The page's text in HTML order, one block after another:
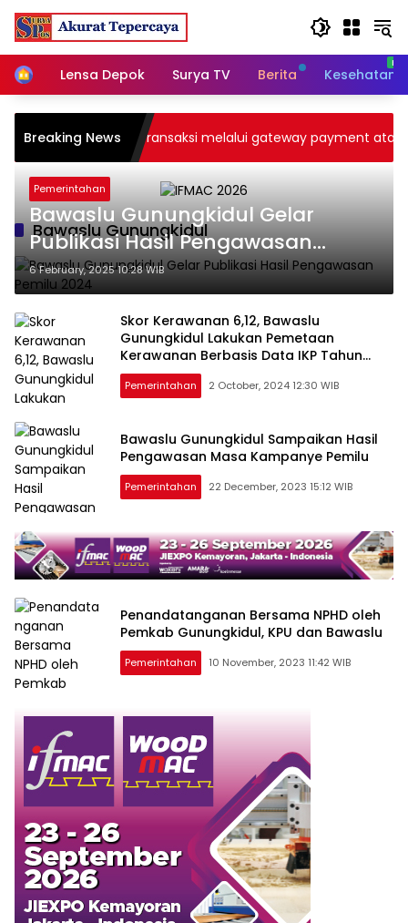
Skip
content
HomeLensa Depok Surya TV Berita Kesehatan
Breaking News
uang tunai. Transaksi melalui gateway payment atau
Bawaslu Gunungkidul
Pemerintahan
Bawaslu Gunungkidul Gelar
Publikasi Hasil Pengawasan
Pemilu 2024
6 February, 2025 10:28 WIB
Skor Kerawanan 6,12, Bawaslu
Gunungkidul Lakukan Pemetaan
Kerawanan Berbasis Data IKP Tahun
2024
Pemerintahan 2 October, 2024 12:30 WIB
Bawaslu Gunungkidul Sampaikan Hasil
Pengawasan Masa Kampanye Pemilu
Pemerintahan 22 December, 2023 15:12 WIB
Penandatanganan Bersama NPHD oleh
Pemkab Gunungkidul, KPU dan Bawaslu
Pemerintahan 10 November, 2023 11:42 WIB